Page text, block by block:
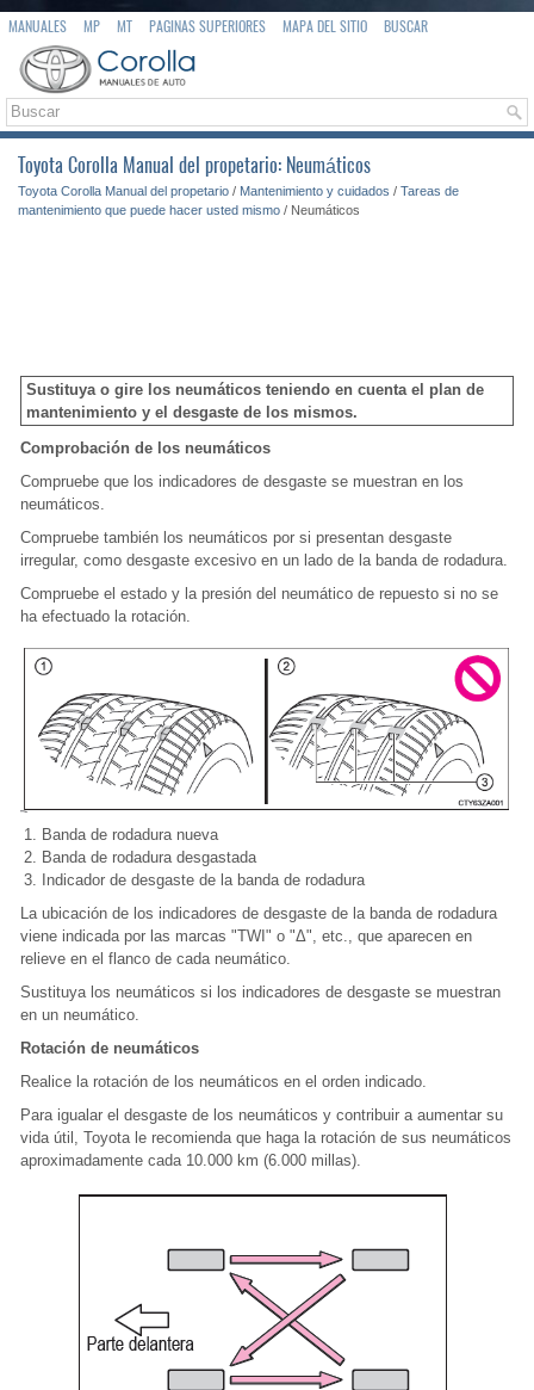
MANUALES MP MT PAGINAS SUPERIORES MAPA DEL SITIO BUSCAR
Toyota Corolla Manual del propetario: Neumáticos
Toyota Corolla Manual del propetario / Mantenimiento y cuidados / Tareas de
mantenimiento que puede hacer usted mismo / Neumáticos
Sustituya o gire los neumáticos teniendo en cuenta el plan de
mantenimiento y el desgaste de los mismos.
Comprobación de los neumáticos
Compruebe que los indicadores de desgaste se muestran en los
neumáticos.
Compruebe también los neumáticos por si presentan desgaste
irregular, como desgaste excesivo en un lado de la banda de rodadura.
Compruebe el estado y la presión del neumático de repuesto si no se
ha efectuado la rotación.
Banda de rodadura nueva
Banda de rodadura desgastada
Indicador de desgaste de la banda de rodadura
La ubicación de los indicadores de desgaste de la banda de rodadura
viene indicada por las marcas "TWI" o "Δ", etc., que aparecen en
relieve en el flanco de cada neumático.
Sustituya los neumáticos si los indicadores de desgaste se muestran
en un neumático.
Rotación de neumáticos
Realice la rotación de los neumáticos en el orden indicado.
Para igualar el desgaste de los neumáticos y contribuir a aumentar su
vida útil, Toyota le recomienda que haga la rotación de sus neumáticos
aproximadamente cada 10.000 km (6.000 millas).